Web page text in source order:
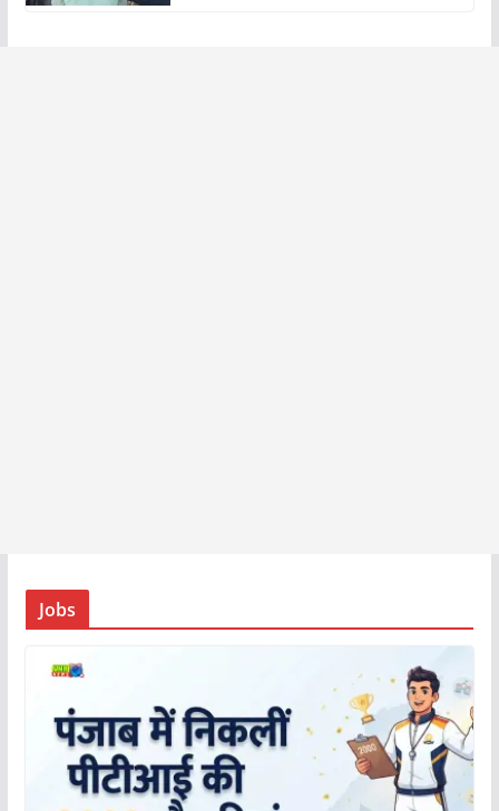
Jobs